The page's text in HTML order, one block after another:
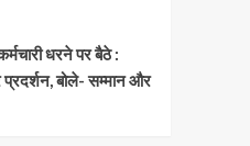
धरने पर बैठे :
बोले- सम्मान और